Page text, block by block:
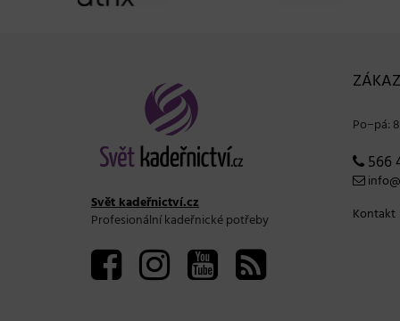
Svět kadeřnictví.cz
Profesionální kadeřnické potřeby
Po−pá:
566
Kontakt